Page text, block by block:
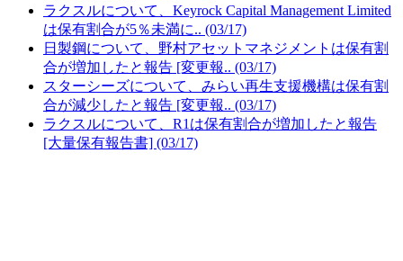
ラクスルについて、Keyrock Capital Management Limited
は保有割合が5％未満に.. (03/17)
日製鋼について、野村アセットマネジメントは保有割
合が増加したと報告 [変更報.. (03/17)
スターシーズについて、みらい再生支援機構は保有割
合が減少したと報告 [変更報.. (03/17)
ラクスルについて、R1は保有割合が増加したと報告
[大量保有報告書] (03/17)